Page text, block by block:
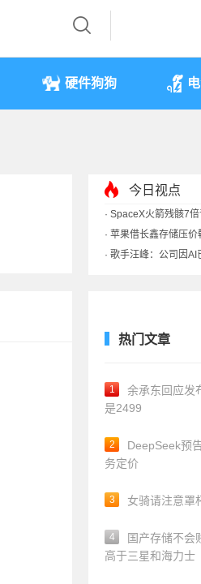
硬件狗狗
今日视点
· SpaceX火箭残骸7
· 苹果借长鑫存储压价
· 歌手汪峰：公司因
热门文章
1
余承东回应发
是2499
2
DeepSeek预
务定价
3 女骑请注意罩
4
国产存储不会
高于三星和海力士